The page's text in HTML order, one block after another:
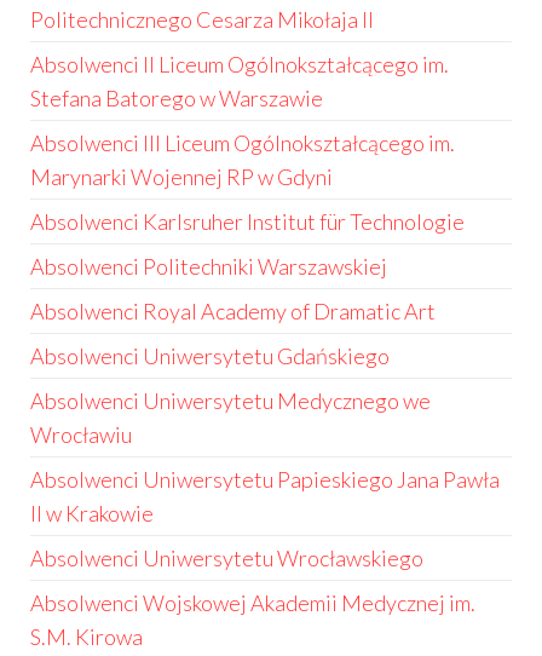
Politechnicznego Cesarza Mikołaja II
Absolwenci II Liceum Ogólnokształcącego im.
Stefana Batorego w Warszawie
Absolwenci III Liceum Ogólnokształcącego im.
Marynarki Wojennej RP w Gdyni
Absolwenci Karlsruher Institut für Technologie
Absolwenci Politechniki Warszawskiej
Absolwenci Royal Academy of Dramatic Art
Absolwenci Uniwersytetu Gdańskiego
Absolwenci Uniwersytetu Medycznego we
Wrocławiu
Absolwenci Uniwersytetu Papieskiego Jana Pawła
II w Krakowie
Absolwenci Uniwersytetu Wrocławskiego
Absolwenci Wojskowej Akademii Medycznej im.
S.M. Kirowa